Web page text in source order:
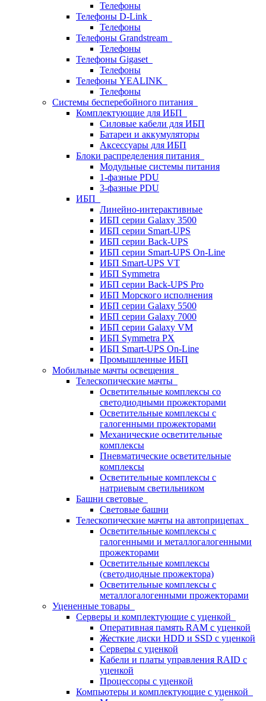
Телефоны
Телефоны D-Link
Телефоны
Телефоны Grandstream
Телефоны
Телефоны Gigaset
Телефоны
Телефоны YEALINK
Телефоны
Системы бесперебойного питания
Комплектующие для ИБП
Силовые кабели для ИБП
Батареи и аккумуляторы
Аксессуары для ИБП
Блоки распределения питания
Модульные системы питания
1-фазные PDU
3-фазные PDU
ИБП
Линейно-интерактивные
ИБП серии Galaxy 3500
ИБП серии Smart-UPS
ИБП серии Back-UPS
ИБП серии Smart-UPS On-Line
ИБП Smart-UPS VT
ИБП Symmetra
ИБП серии Back-UPS Pro
ИБП Морского исполнения
ИБП серии Galaxy 5500
ИБП серии Galaxy 7000
ИБП серии Galaxy VM
ИБП Symmetra PX
ИБП Smart-UPS On-Line
Промышленные ИБП
Мобильные мачты освещения
Телескопические мачты
Осветительные комплексы со
светодиодными прожекторами
Осветительные комплексы с
галогенными прожекторами
Механические осветительные
комплексы
Пневматические осветительные
комплексы
Осветительные комплексы с
натриевым светильником
Башни световые
Световые башни
Телескопические мачты на автоприцепах
Осветительные комплексы с
галогенными и металлогалогенными
прожекторами
Осветительные комплексы
(светодиодные прожектора)
Осветительные комплексы с
металлогалогенными прожекторами
Уцененные товары
Серверы и комплектующие с уценкой
Оперативная память RAM с уценкой
Жесткие диски HDD и SSD с уценкой
Серверы с уценкой
Кабели и платы управления RAID с
уценкой
Процессоры с уценкой
Компьютеры и комплектующие с уценкой